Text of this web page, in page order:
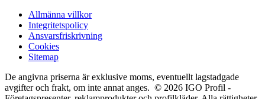
Allmänna villkor
Integritetspolicy
Ansvarsfriskrivning
Cookies
Sitemap
De angivna priserna är exklusive moms, eventuellt lagstadgade
avgifter och frakt, om inte annat anges. © 2026 IGO Profil -